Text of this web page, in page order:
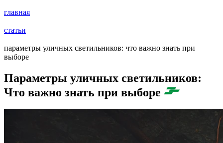
главная
статьи
параметры уличных светильников: что важно знать при
выборе
Параметры уличных светильников:
Что важно знать при выборе